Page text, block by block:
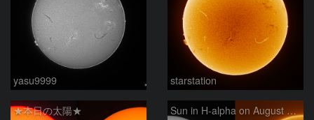
yasu9999 starstation
★本日の太陽★ Sun in H-alpha on August 6, 2026